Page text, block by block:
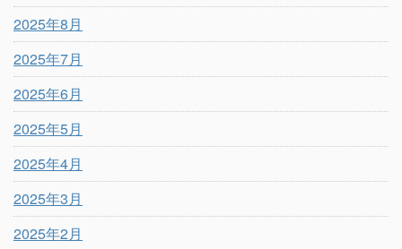
2025年8月
2025年7月
2025年6月
2025年5月
2025年4月
2025年3月
2025年2月